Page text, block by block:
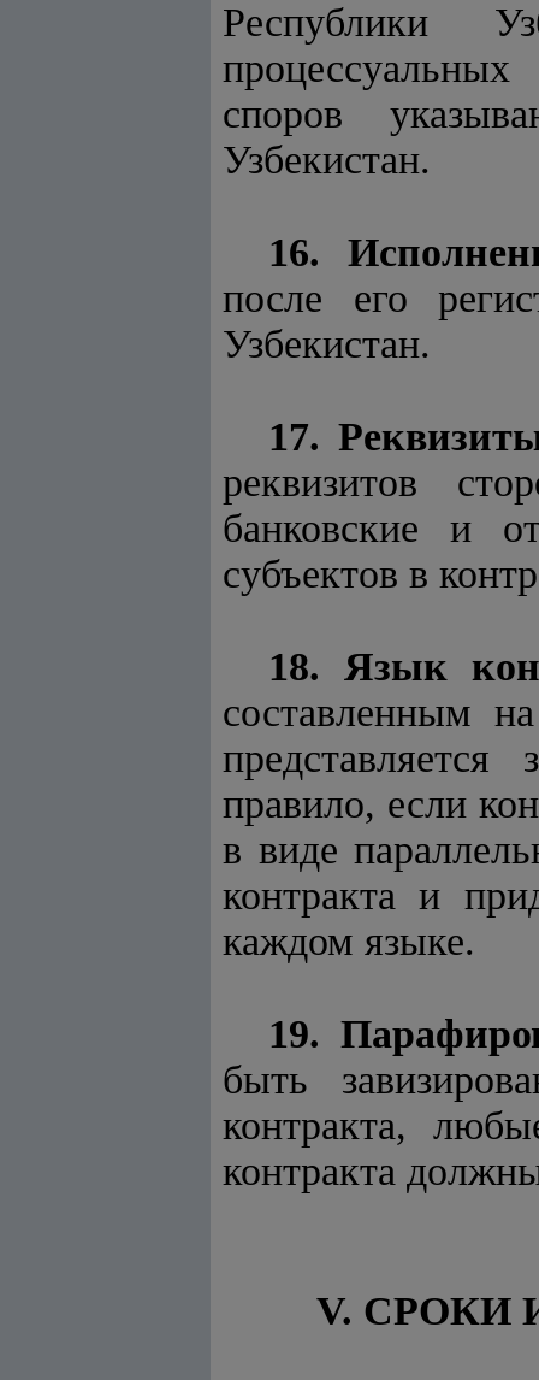
Республики
споров
Узбекистан.
16.
после его
Узбекистан.
17.
реквизитов
банковские и
субъектов в
18. Язык
составленным
правило, если
в виде
контракта и
каждом языке.
19.
быть
контракта,
контракта
V. СРОКИ